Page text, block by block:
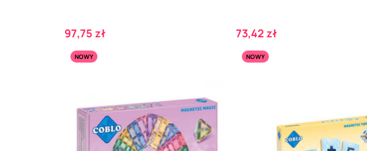
Cena
97,75 zł Cena
73,42 zł
NOWY NOWY